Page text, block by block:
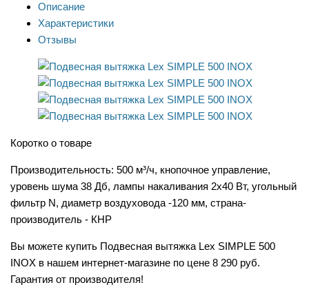
Описание
Характеристики
Отзывы
Коротко о товаре
Производительность: 500 м³/ч, кнопочное управление,
уровень шума 38 Дб, лампы накаливания 2х40 Вт, угольный
фильтр N, диаметр воздуховода -120 мм, страна-
производитель - КНР
Вы можете купить Подвесная вытяжка Lex SIMPLE 500
INOX в нашем интернет-магазине по цене 8 290 руб.
Гарантия от производителя!